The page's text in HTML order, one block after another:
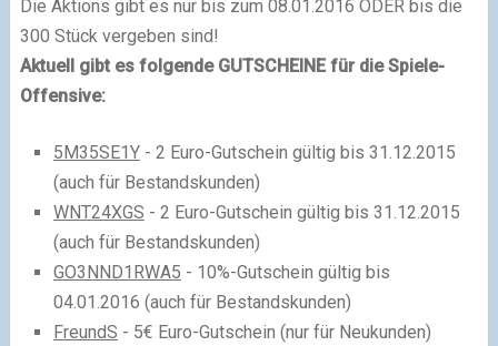
Die Aktions gibt es nur bis zum 08.01.2016 ODER bis die
300 Stück vergeben sind!
Aktuell gibt es folgende GUTSCHEINE für die Spiele-
Offensive:
5M35SE1Y- 2 Euro-Gutschein gültig bis 31.12.2015
(auch für Bestandskunden)
WNT24XGS - 2 Euro-Gutschein gültig bis 31.12.2015
(auch für Bestandskunden)
GO3NND1RWA5 - 10%-Gutschein gültig bis
04.01.2016 (auch für Bestandskunden)
FreundS - 5€ Euro-Gutschein (nur für Neukunden)